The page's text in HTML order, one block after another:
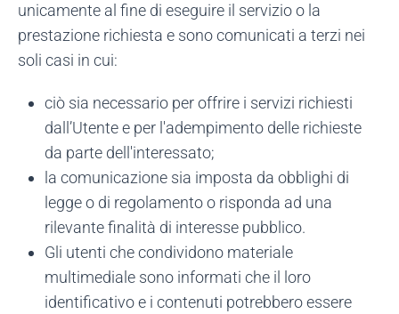
unicamente al fine di eseguire il servizio o la
prestazione richiesta e sono comunicati a terzi nei
soli casi in cui:
ciò sia necessario per offrire i servizi richiesti
dall’Utente e per l'adempimento delle richieste
da parte dell'interessato;
la comunicazione sia imposta da obblighi di
legge o di regolamento o risponda ad una
rilevante finalità di interesse pubblico.
Gli utenti che condividono materiale
multimediale sono informati che il loro
identificativo e i contenuti potrebbero essere